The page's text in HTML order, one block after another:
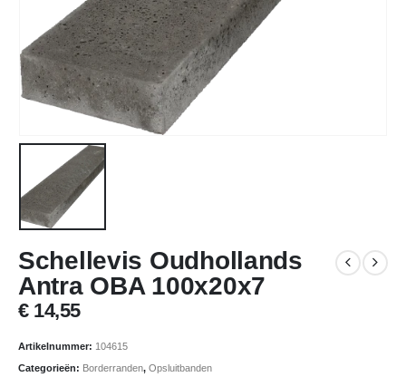
Schellevis Oudhollands
Antra OBA 100x20x7
€14,55
Artikelnummer: 104615
Categorieën: Borderranden, Opsluitbanden